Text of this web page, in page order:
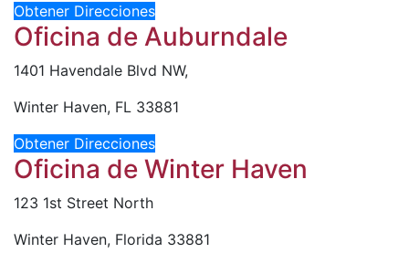
Obtener Direcciones
Oficina de Auburndale
1401 Havendale Blvd NW,
Winter Haven, FL 33881
Obtener Direcciones
Oficina de Winter Haven
123 1st Street North
Winter Haven, Florida 33881